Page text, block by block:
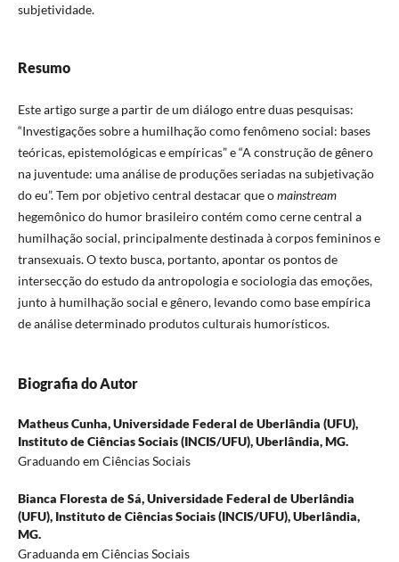
subjetividade.
Resumo
Este artigo surge a partir de um diálogo entre duas pesquisas:
“Investigações sobre a humilhação como fenômeno social: bases
teóricas, epistemológicas e empíricas” e “A construção de gênero
na juventude: uma análise de produções seriadas na subjetivação
do eu”. Tem por objetivo central destacar que omainstream
hegemônico do humor brasileiro contém como cerne central a
humilhação social, principalmente destinada à corpos femininos e
transexuais. O texto busca, portanto, apontar os pontos de
intersecção do estudo da antropologia e sociologia das emoções,
junto à humilhação social e gênero, levando como base empírica
de análise determinado produtos culturais humorísticos.
Biografia do Autor
Matheus Cunha,Universidade Federal de Uberlândia (UFU),
Instituto de Ciências Sociais (INCIS/UFU), Uberlândia, MG.
Graduando em Ciências Sociais
Bianca Floresta de Sá,Universidade Federal de Uberlândia
(UFU), Instituto de Ciências Sociais (INCIS/UFU), Uberlândia,
MG.
Graduanda em Ciências Sociais